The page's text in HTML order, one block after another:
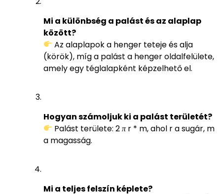
Mi a különbség a palást és az alaplap
között?
Az alaplapok a henger teteje és alja
(körök), míg a palást a henger oldalfelülete,
amely egy téglalapként képzelhető el.
Hogyan számoljuk ki a palást területét?
Palást területe: 2πr * m, ahol r a sugár, m
a magasság.
Mi a teljes felszín képlete?